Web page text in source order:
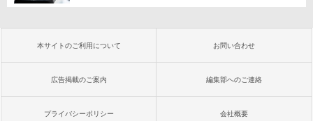
本サイトのご利用について お問い合わせ
広告掲載のご案内 編集部へのご連絡
プライバシーポリシー 会社概要